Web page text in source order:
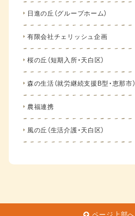
日進の丘（グループホーム）
有限会社チェリッシュ企画
桜の丘（短期入所・天白区）
森の生活（就労継続支援B型・恵那市）
農福連携
風の丘（生活介護・天白区）
ページ上部へ